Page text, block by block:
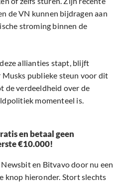
de VN kunnen bijdragen aan
stroming binnen de
allianties stapt, blijft
publieke steun voor dit
de verdeeldheid over de
momenteel is.
en betaal geen
€10.000!
en Bitvavo door nu een
knop hieronder. Stort slechts